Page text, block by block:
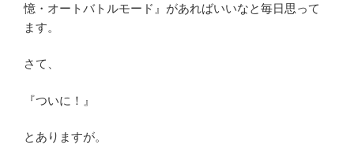
憶・オートバトルモード』があればいいなと毎日思って
ます。
さて、
『ついに！』
とありますが。